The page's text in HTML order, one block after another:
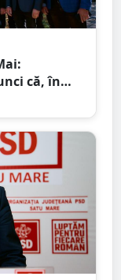
că, în